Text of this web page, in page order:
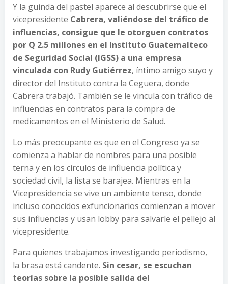
Y la guinda del pastel aparece al descubrirse que el
vicepresidente Cabrera, valiéndose del tráfico de
influencias, consigue que le otorguen contratos
por Q 2.5 millones en el Instituto Guatemalteco
de Seguridad Social (IGSS) a una empresa
vinculada con Rudy Gutiérrez, íntimo amigo suyo y
director del Instituto contra la Ceguera, donde
Cabrera trabajó. También se le vincula con tráfico de
influencias en contratos para la compra de
medicamentos en el Ministerio de Salud.
Lo más preocupante es que en el Congreso ya se
comienza a hablar de nombres para una posible
terna y en los círculos de influencia política y
sociedad civil, la lista se barajea. Mientras en la
Vicepresidencia se vive un ambiente tenso, donde
incluso conocidos exfuncionarios comienzan a mover
sus influencias y usan lobby para salvarle el pellejo al
vicepresidente.
Para quienes trabajamos investigando periodismo,
la brasa está candente. Sin cesar, se escuchan
teorías sobre la posible salida del